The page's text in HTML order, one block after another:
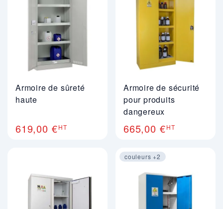
Armoire de sûreté
haute
619,00 €HT
Armoire de sécurité
pour produits
dangereux
665,00 €HT
couleurs +2
Image 1 sur 3